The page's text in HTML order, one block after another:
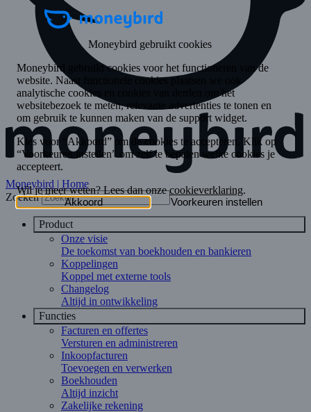
Moneybird | Home
Zoeken
Product
Onze visie
De toekomst van boekhouden en bankieren
Koppelingen
Koppel met externe tools
Changelog
Altijd in ontwikkeling
Functies
Facturen en offertes
Versturen en administreren
Inkoopfacturen
Toevoegen en verwerken
Boekhouden
Altijd inzicht
Zakelijke rekening